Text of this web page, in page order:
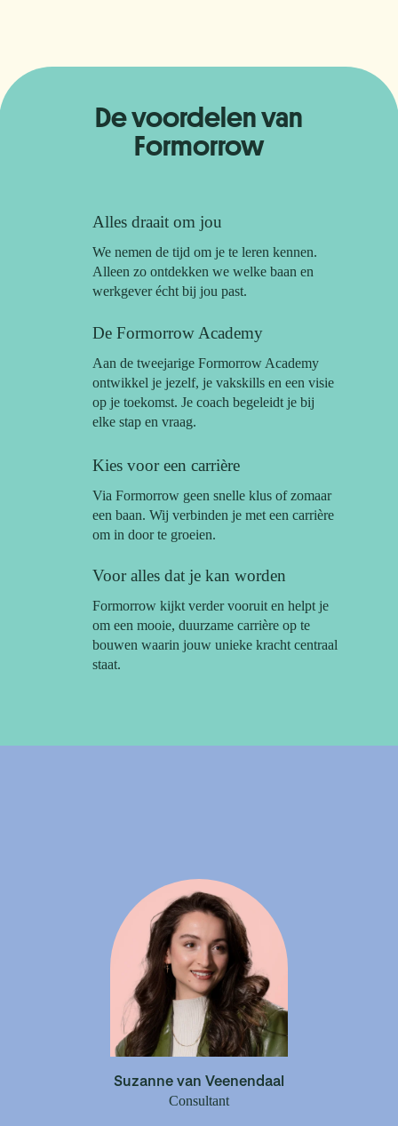
De voordelen van
Formorrow
Alles draait om jou
We nemen de tijd om je te leren kennen.
Alleen zo ontdekken we welke baan en
werkgever écht bij jou past.
De Formorrow Academy
Aan de tweejarige Formorrow Academy
ontwikkel je jezelf, je vakskills en een visie
op je toekomst. Je coach begeleidt je bij
elke stap en vraag.
Kies voor een carrière
Via Formorrow geen snelle klus of zomaar
een baan. Wij verbinden je met een carrière
om in door te groeien.
Voor alles dat je kan worden
Formorrow kijkt verder vooruit en helpt je
om een mooie, duurzame carrière op te
bouwen waarin jouw unieke kracht centraal
staat.
Suzanne van Veenendaal
Consultant